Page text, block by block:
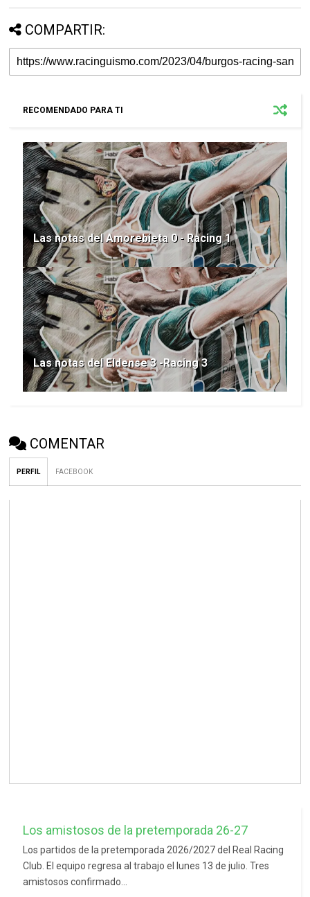
COMPARTIR:
RECOMENDADO PARA TI
Las notas del Amorebieta 0 - Racing 1
Las notas del Eldense 3 -Racing 3
COMENTAR
PERFIL FACEBOOK
Los amistosos de la pretemporada 26-27
Los partidos de la pretemporada 2026/2027 del Real Racing
Club. El equipo regresa al trabajo el lunes 13 de julio. Tres
amistosos confirmado...